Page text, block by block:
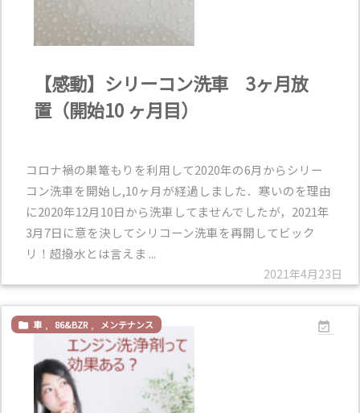
2021年4月23日
【感動】シリーコン洗車 3ヶ月放
置（開始10 ヶ月目）
コロナ禍の巣篭もりを利用して2020年の6月からシリー
コン洗車を開始し,10ヶ月が経過しました．寒いのを理由
に2020年12月10日から洗車してませんでしたが，2021年
3月7日に意を決してシリコーン洗車を再開してビック
リ！超撥水とは言えま ...

 車 86&BZR メンテナンス